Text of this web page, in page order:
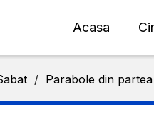
Acasa
/ Parabole din